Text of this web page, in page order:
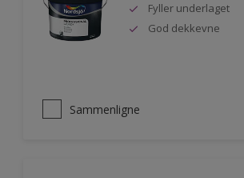
Fyller underlaget
God dekkevne
Sammenligne